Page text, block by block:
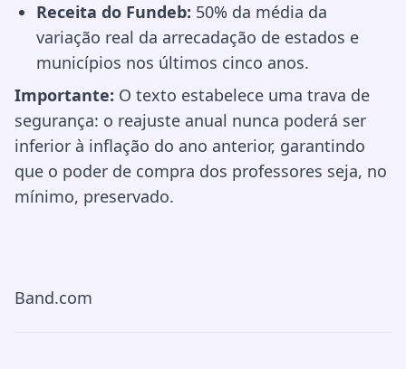
Receita do Fundeb: 50% da média da
variação real da arrecadação de estados e
municípios nos últimos cinco anos.
Importante: O texto estabelece uma trava de
segurança: o reajuste anual nunca poderá ser
inferior à inflação do ano anterior, garantindo
que o poder de compra dos professores seja, no
mínimo, preservado.
Band.com